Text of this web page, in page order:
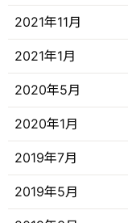
2021年11月
2021年1月
2020年5月
2020年1月
2019年7月
2019年5月